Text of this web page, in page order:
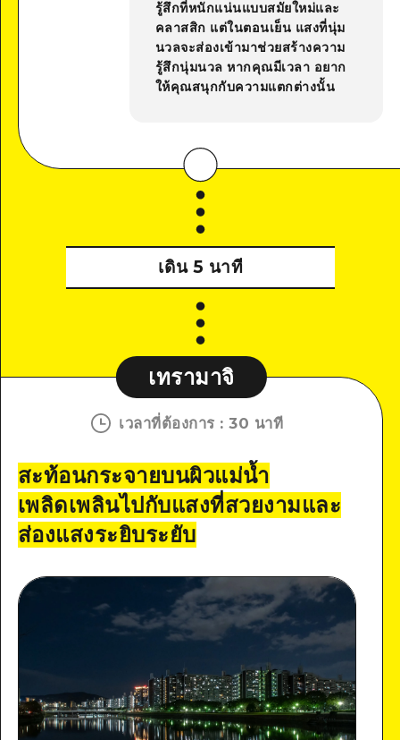
รู้สึกที่หนักแน่นแบบสมัยใหม่และ
คลาสสิก แต่ในตอนเย็น แสงที่นุ่ม
นวลจะส่องเข้ามาช่วยสร้างความ
รู้สึกนุ่มนวล หากคุณมีเวลา อยาก
ให้คุณสนุกกับความแตกต่างนั้น
เดิน 5 นาที
เทรามาจิ
เวลาที่ต้องการ :30 นาที
สะท้อนกระจายบนผิวแม่น้ำ
เพลิดเพลินไปกับแสงที่สวยงามและ
ส่องแสงระยิบระยับ